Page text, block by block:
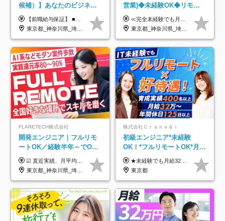
候補）】あなたのビジネス
経験をAI業界で活かす◆IT
未経験OK◆目指せるコンサ
ル
【前職給与保証】 ■未経験者： 月給30万円～35万円 ■ローキャリア（経験目安1年程度）： 月給35万円～40万円 ■経験者（経験目安3年以上）： 月給40万円～60万円 ■即戦力（経験目安5年以上）： 月給45万円～80万円 ※上記金額には固定残業代30時間分 【未経験者5万5000円～7万3000円、 ローキャリア6万4000円～7万3000円、 経験者5万8000円～10万9000円、 即戦力8万2000円～14万5000円】を含みます。 ※30時間を超える場合は追加で全額支給します。 ※経験・能力・前職給与などを総合的に評価したうえでご納得いただけるよう個別決定。 未経験者の場合、前職給与とポテンシャルを査定のうえ決定いたします。 ※日本国内でのIT業界経験、または同等の実務経験と能力に応じて決定します。 ※前職給与は日本円かつ、日本国内での実績に基づき評価します。 【納得の評価システム】 ★クォーター毎に査定する評価制度導入！ 明確な評価基準で翌年度年収を上げましょう！ ★評価対象期間に在籍中のほとんどの社員が昇給し 年収アップを実現しています！ ★様々なインセンティブ制度を用意し多角的に正当評価しています！ ※試用期間6カ月（期間中の待遇等に差異なし）
東京都_神奈川県_埼玉県_千葉県
営業)◆未経験OK◆リモー
トあり◆残業月3h◆服装髪
型自由
≪完全未経験でも月給40万円以上も可能です！≫ -------------- 【1】ITエンジニア 月給26万円～50万円＋プロジェクト手当＋資格手当 【2】IT事務、営業事務 月給26万円～50万円＋プロジェクト手当＋資格手当 ≪【1】【2】共通≫ ★上記給与には固定残業代20時間分(月3万719円～)を含みます。残業が超過した場合は、追加支給します(残業は月平均3時間とほぼ発生しません。残業がなくても、固定残業代は支給されます) ★試用期間6ヵ月あり（期間中は月給23万1000円～。固定残業代20時間分3万719円～を含む／超過分は別途支給） -------------- 【3】SES営業、SaaS営業 月給30万円以上＋インセンティブ＋各種手当 ★上記給与には固定残業代45時間分(月7万6967円～)を含みます。残業が超過した場合は、追加支給します(残業は月平均3時間とほぼ発生しません。残業がなくても、固定残業代は支給されます) ★試用期間6ヵ月あり(期間中も給与や福利厚生は同じです)
東京都_神奈川県_埼玉県_千葉県_大阪府_愛知県_北海道_青森県_岩手県_宮城県_秋田県_山形県_福島県_茨城県_栃木県_群馬県_新潟県_山梨県_長野県_富山県_石川県_福井県_静岡県_岐阜県_三重県_兵庫県_京都府_滋賀県_奈良県_和歌山県_広島県_岡山県_鳥取県_島根県_山口県_徳島県_香川県_愛媛県_高知県_福岡県_熊本県_佐賀県_長崎県_大分県_宮崎県_鹿児島県_沖縄県
FLARETECH株式会社
開発エンジニア｜フルリモ
ートOK／経験半年～でOK
／実質還元率80～90%／前
給保証／AI系など最先端案
件多数
☑︎ 直近実績、月平均17,000円の昇給 ☑︎ 前職給与100%保証 ☑︎ 実質還元率80～90% ☑︎ 待機時も給与は満額支給 月給35万円～70万円＋交通費など各種手当 ※想定年収：4,200,000円～10,560,000円 ※経験・能力等を考慮の上で決定します。 ※上記金額には、みなし残業手当（50時間分・104,000円～212,000円）を含みます。超過分は別途追加支給します。 ┗残業時間は月平均10時間、多い時でも20時間程度と安定しております ★単価連動型の給与体系ではないため、万が一待機になってもその間の給与は満額支給しています。 ＜1年間の昇給事例をご紹介！＞ ・20代/フロントエンドエンジニア：月給274,000円→月給362,000円（＋88,000円/月） ・20代/iOSエンジニア：月給237,000円→月給287,000円（＋50,000円/月） ・20代/Androidエンジニア：月給316,000円→月給374,000円（＋58,000円/月） ・30代/Javaエンジニア（上流）：月給340,000円→月給418,000円（＋78,000円/月） ・30代/PMO：月給340,000円→月給418,000円（＋78,000円/月）
東京都_神奈川県_埼玉県_千葉県_大阪府_愛知県_北海道_青森県_岩手県_宮城県_秋田県_山形県_福島県_茨城県_栃木県_群馬県_新潟県_山梨県_長野県_富山県_石川県_福井県_静岡県_岐阜県_三重県_兵庫県_京都府_滋賀県_奈良県_和歌山県_広島県_岡山県_鳥取県_島根県_山口県_徳島県_香川県_愛媛県_高知県_福岡県_熊本県_佐賀県_長崎県_大分県_宮崎県_鹿児島県_沖縄県
株式会社Ｃｒａｎｅ＆Ｉ
初級エンジニア*未経験
OK！*フルリモートOK*月給
32万～*残業月9.8h*1ヶ月の
研修*資格取得率100％
★未経験でも月給32万円スタート★ 月収32万円～35万円＋各種手当（資格手当だけで毎月15万の上乗せ実績あり！） ★資格手当豊富！1資格につき最大3万円支給 ★功績手当の導入で、毎月のお給与に上乗せで最大10万円支給している社員も！ ★1回の昇級で年収数十万UPも可 ★ゆくゆくは年収1000万以上も目指せる 年俸384万円～1,162万8,000円（12分割） ※経験・スキルを考慮の上決定します ※上記金額には固定残業代（月30h分・60,800円～66,500円）を含みます ※超過分は別途全額支給します ※試用期間2ヶ月間あり（その他待遇に差異はありません）
東京都